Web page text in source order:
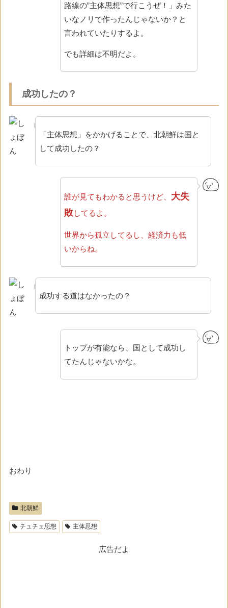
路線の”主体思想”で行こうぜ！」みた
いなノリで作ったんじゃないか？と
言われていたりするよ。
でも詳細は不明だよ。
成功したの？
「主体思想」をかかげることで、北朝鮮は国と
して成功したの？
誰が見てもわかると思うけど、 大失
敗してるよ。
世界から孤立してるし、経済力も低
いからね。
成功する道はなかったの？
トップが有能なら、国として成功し
てたんじゃないかな。
おわり
北朝鮮
チュチェ思想 主体思想
広告だよ